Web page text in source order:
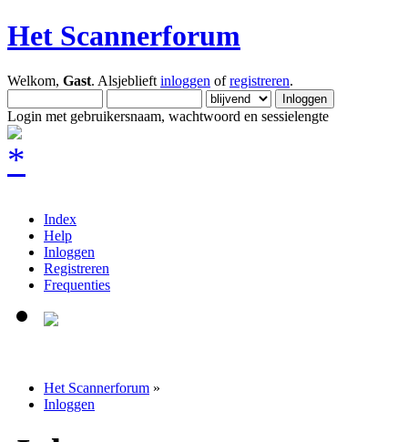
Het Scannerforum
Welkom, Gast. Alsjeblieft inloggen ofregistreren.
Login met gebruikersnaam, wachtwoord en sessielengte
Index
Help
Inloggen
Registreren
Frequenties
Het Scannerforum »
Inloggen